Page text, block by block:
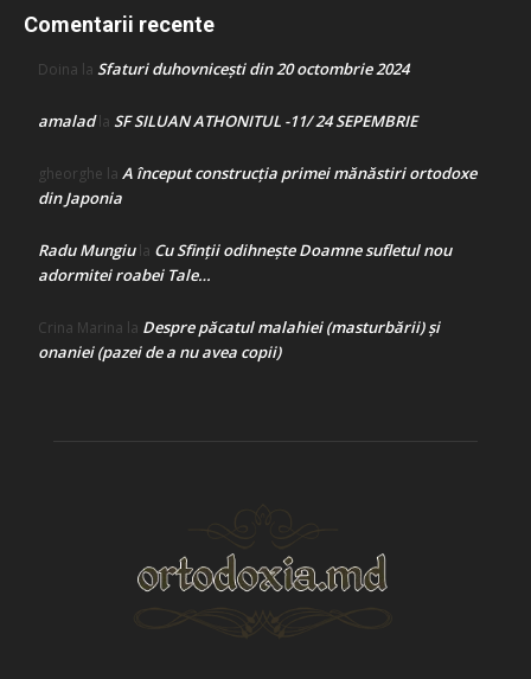
Comentarii recente
Doina la Sfaturi duhovnicești din 20 octombrie 2024
amaladla SF SILUAN ATHONITUL -11/ 24 SEPEMBRIE
gheorghe la A început construcţia primei mănăstiri ortodoxe
din Japonia
Radu Mungiula Cu Sfinții odihnește Doamne sufletul nou
adormitei roabei Tale…
Crina Marina la Despre păcatul malahiei (masturbării) şi
onaniei (pazei de a nu avea copii)